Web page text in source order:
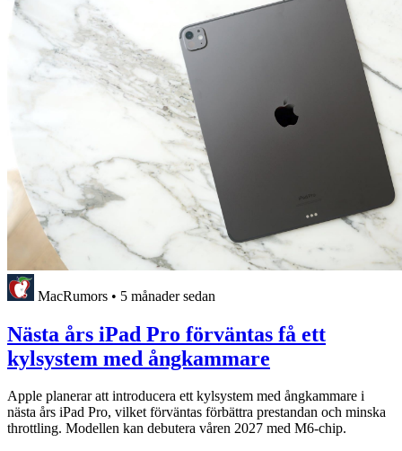
MacRumors • 5 månader sedan
Nästa års iPad Pro förväntas få ett
kylsystem med ångkammare
Apple planerar att introducera ett kylsystem med ångkammare i
nästa års iPad Pro, vilket förväntas förbättra prestandan och minska
throttling. Modellen kan debutera våren 2027 med M6-chip.